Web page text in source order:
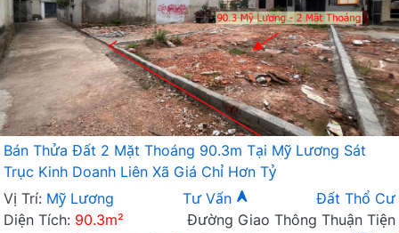
Bán Thửa Đất 2 Mặt Thoáng 90.3m Tại Mỹ Lương Sát
Trục Kinh Doanh Liên Xã Giá Chỉ Hơn Tỷ
Vị Trí: Mỹ Lương Tư Vấn
Đất Thổ Cư
Diện Tích: 90.3m²
Đường Giao Thông Thuận Tiện